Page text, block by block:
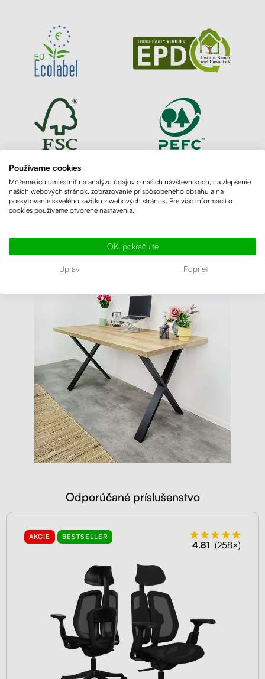
Odporúčané príslušenstvo
AKCIE BESTSELLER
4.81 (258×)
Používame cookies
Môžeme ich umiestniť na analýzu údajov o našich návštevníkoch, na zlepšenie
našich webových stránok, zobrazovanie prispôsobeného obsahu a na
poskytovanie skvelého zážitku z webových stránok. Pre viac informácií o
cookies používame otvorené nastavenia.
OK, pokračujte
Uprav Poprieť